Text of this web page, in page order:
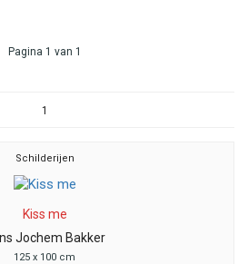
Pagina 1 van 1
1
Schilderijen
Kiss me
Jochem Bakker
125 x 100 cm